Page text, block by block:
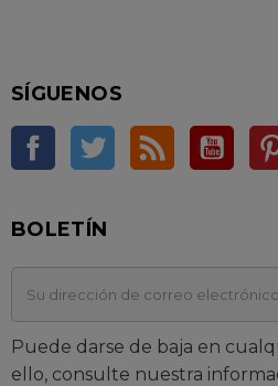
SÍGUENOS
FacebookTwitter Rss
BOLETÍN
Puede darse de baja en
ello, consulte nuestra